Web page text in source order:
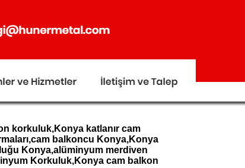
korkuluk,Konya katlanır cam
balkoncu Konya,Konya
Konya,alüminyum merdiven
Korkuluk,Konya cam balkon